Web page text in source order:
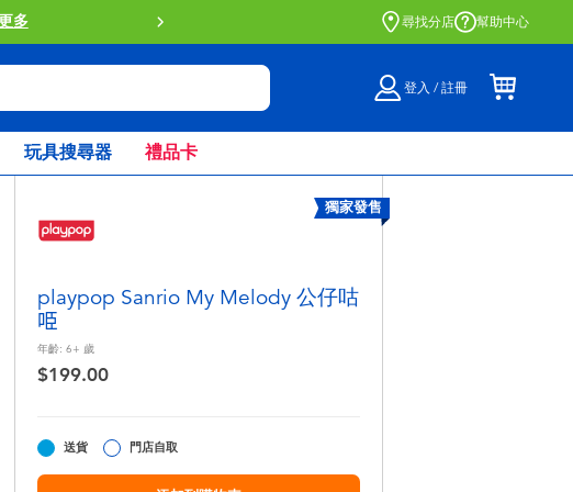
尋找分店 幫助中心
登入 / 註冊
玩具搜尋器 禮品卡
獨家發售
playpop Sanrio My Melody 公仔咕
𠱸
年齡: 6+ 歲
$199.00
送貨 門店自取